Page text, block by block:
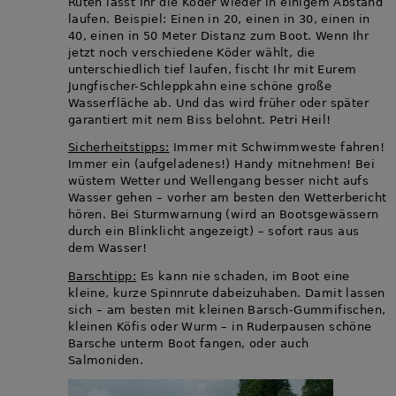
laufen. Beispiel: Einen in 20, einen in 30, einen in
40, einen in 50 Meter Distanz zum Boot. Wenn Ihr
jetzt noch verschiedene Köder wählt, die
unterschiedlich tief laufen, fischt Ihr mit Eurem
Jungfischer-Schleppkahn eine schöne große
Wasserfläche ab. Und das wird früher oder später
garantiert mit nem Biss belohnt. Petri Heil!
Sicherheitstipps: Immer mit Schwimmweste fahren!
Immer ein (aufgeladenes!) Handy mitnehmen! Bei
wüstem Wetter und Wellengang besser nicht aufs
Wasser gehen – vorher am besten den Wetterbericht
hören. Bei Sturmwarnung (wird an Bootsgewässern
durch ein Blinklicht angezeigt) – sofort raus aus
dem Wasser!
Barschtipp: Es kann nie schaden, im Boot eine
kleine, kurze Spinnrute dabeizuhaben. Damit lassen
sich – am besten mit kleinen Barsch-Gummifischen,
kleinen Köfis oder Wurm – in Ruderpausen schöne
Barsche unterm Boot fangen, oder auch
Salmoniden.